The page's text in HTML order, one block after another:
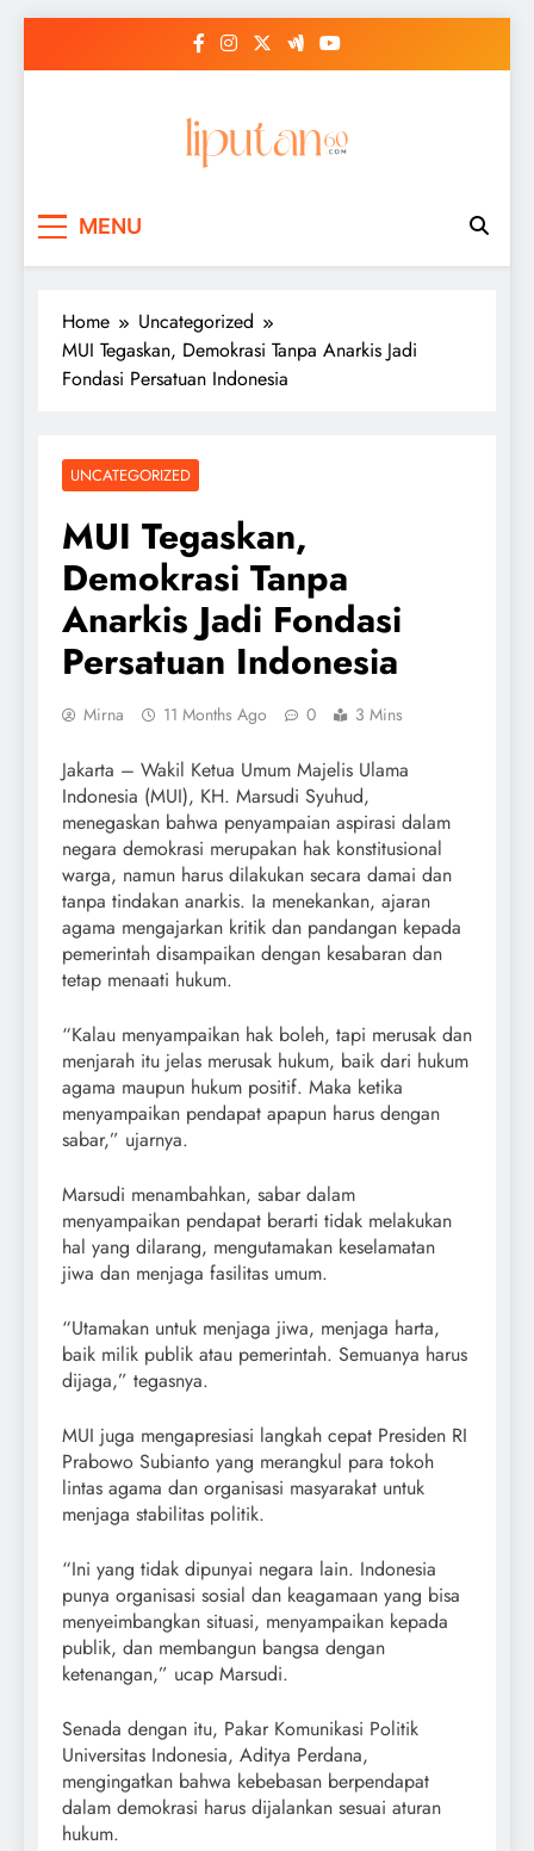
MENU
Home
Uncategorized
MUI Tegaskan, Demokrasi Tanpa Anarkis Jadi
Fondasi Persatuan Indonesia
UNCATEGORIZED
MUI Tegaskan,
Demokrasi Tanpa
Anarkis Jadi Fondasi
Persatuan Indonesia
Mirna 11 Months Ago 0 3 Mins
Jakarta – Wakil Ketua Umum Majelis Ulama
Indonesia (MUI), KH. Marsudi Syuhud,
menegaskan bahwa penyampaian aspirasi dalam
negara demokrasi merupakan hak konstitusional
warga, namun harus dilakukan secara damai dan
tanpa tindakan anarkis. Ia menekankan, ajaran
agama mengajarkan kritik dan pandangan kepada
pemerintah disampaikan dengan kesabaran dan
tetap menaati hukum.
“Kalau menyampaikan hak boleh, tapi merusak dan
menjarah itu jelas merusak hukum, baik dari hukum
agama maupun hukum positif. Maka ketika
menyampaikan pendapat apapun harus dengan
sabar,” ujarnya.
Marsudi menambahkan, sabar dalam
menyampaikan pendapat berarti tidak melakukan
hal yang dilarang, mengutamakan keselamatan
jiwa dan menjaga fasilitas umum.
“Utamakan untuk menjaga jiwa, menjaga harta,
baik milik publik atau pemerintah. Semuanya harus
dijaga,” tegasnya.
MUI juga mengapresiasi langkah cepat Presiden RI
Prabowo Subianto yang merangkul para tokoh
lintas agama dan organisasi masyarakat untuk
menjaga stabilitas politik.
“Ini yang tidak dipunyai negara lain. Indonesia
punya organisasi sosial dan keagamaan yang bisa
menyeimbangkan situasi, menyampaikan kepada
publik, dan membangun bangsa dengan
ketenangan,” ucap Marsudi.
Senada dengan itu, Pakar Komunikasi Politik
Universitas Indonesia, Aditya Perdana,
mengingatkan bahwa kebebasan berpendapat
dalam demokrasi harus dijalankan sesuai aturan
hukum.